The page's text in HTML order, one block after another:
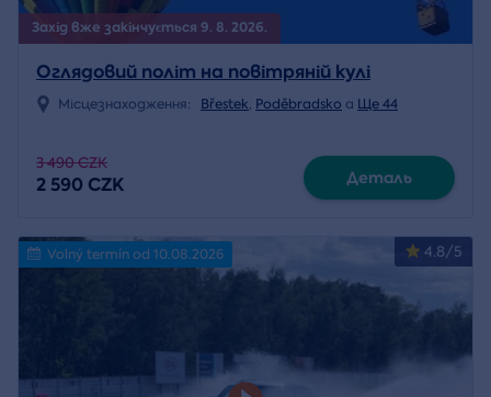
Захід вже закінчується 9. 8. 2026.
Оглядовий політ на повітряній кулі
Місцезнаходження: Břestek, Poděbradsko a Ще 44
3 490 CZK
2 590 CZK Деталь
4.8/5
Volný termín od 10.08.2026